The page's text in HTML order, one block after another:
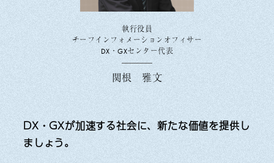
執行役員
チーフインフォメーションオフィサー
DX・GXセンター代表
関根 雅文
DX・GXが加速する社会に、新たな価値を提供し
ましょう。